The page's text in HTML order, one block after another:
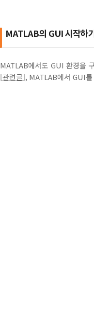
MATLAB의 GUI 시작하
MATLAB에서도 GUI 환경을
[관련글], MATLAB에서 GUI를